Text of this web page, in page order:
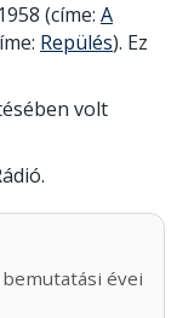
(címe: A
Repülés). Ez
volt
évei